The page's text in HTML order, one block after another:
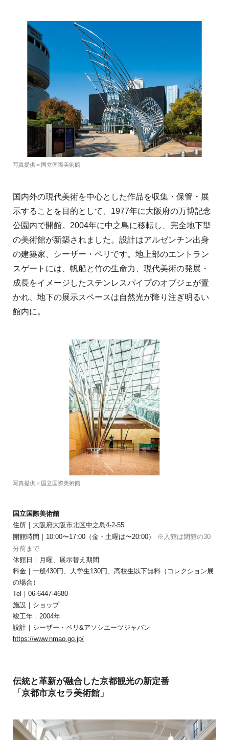
写真提供＝国立国際美術館
国内外の現代美術を中心とした作品を収集・保管・展
示することを目的として、1977年に大阪府の万博記念
公園内で開館。2004年に中之島に移転し、完全地下型
の美術館が新築されました。設計はアルゼンチン出身
の建築家、シーザー・ペリです。地上部のエントラン
スゲートには、帆船と竹の生命力、現代美術の発展・
成長をイメージしたステンレスパイプのオブジェが置
かれ、地下の展示スペースは自然光が降り注ぎ明るい
館内に。
写真提供＝国立国際美術館
国立国際美術館
住所｜ 大阪府大阪市北区中之島4-2-55
開館時間｜10:00〜17:00（金・土曜は〜20:00）
※入館は閉館の30
分前まで
休館日｜月曜、展示替え期間
料金｜一般430円、大学生130円、高校生以下無料（コレクション展
の場合）
Tel｜06-6447-4680
施設｜ショップ
竣工年｜2004年
設計｜シーザー・ペリ&アソシエーツジャパン
https://www.nmao.go.jp/
伝統と革新が融合した京都観光の新定番
「京都市京セラ美術館」